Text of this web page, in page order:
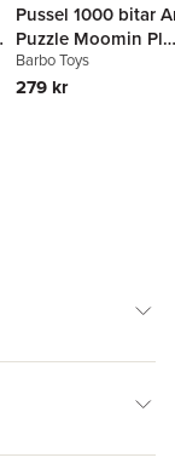
Pussel 1000 bitar
Puzzle Moomin
in the Forest
Barbo Toys
279 kr